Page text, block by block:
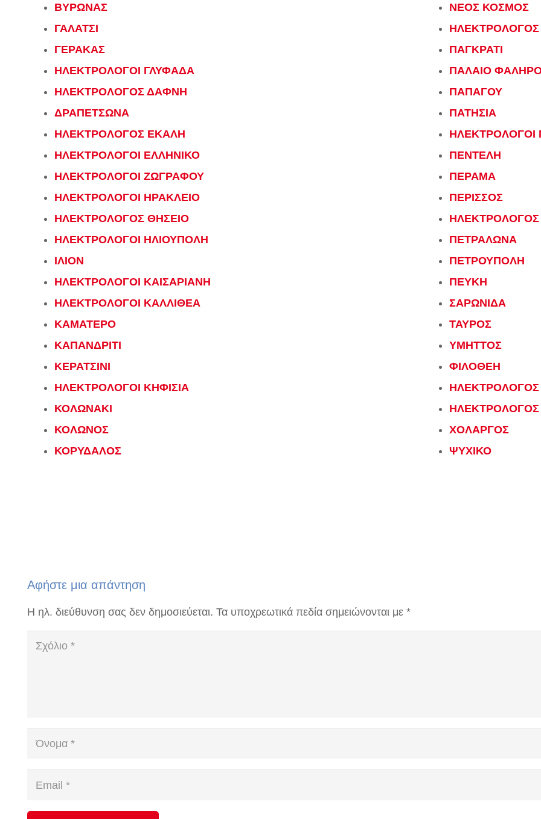
ΒΥΡΩΝΑΣ
ΓΑΛΑΤΣΙ
ΓΕΡΑΚΑΣ
ΗΛΕΚΤΡΟΛΟΓΟΙ ΓΛΥΦΑΔΑ
ΗΛΕΚΤΡΟΛΟΓΟΣ ΔΑΦΝΗ
ΔΡΑΠΕΤΣΩΝΑ
ΗΛΕΚΤΡΟΛΟΓΟΣ ΕΚΑΛΗ
ΗΛΕΚΤΡΟΛΟΓΟΙ ΕΛΛΗΝΙΚΟ
ΗΛΕΚΤΡΟΛΟΓΟΙ ΖΩΓΡΑΦΟΥ
ΗΛΕΚΤΡΟΛΟΓΟΙ ΗΡΑΚΛΕΙΟ
ΗΛΕΚΤΡΟΛΟΓΟΣ ΘΗΣΕΙΟ
ΗΛΕΚΤΡΟΛΟΓΟΙ ΗΛΙΟΥΠΟΛΗ
ΙΛΙΟΝ
ΗΛΕΚΤΡΟΛΟΓΟΙ ΚΑΙΣΑΡΙΑΝΗ
ΗΛΕΚΤΡΟΛΟΓΟΙ ΚΑΛΛΙΘΕΑ
ΚΑΜΑΤΕΡΟ
ΚΑΠΑΝΔΡΙΤΙ
ΚΕΡΑΤΣΙΝΙ
ΗΛΕΚΤΡΟΛΟΓΟΙ ΚΗΦΙΣΙΑ
ΚΟΛΩΝΑΚΙ
ΚΟΛΩΝΟΣ
ΚΟΡΥΔΑΛΟΣ
ΝΕΟΣ ΚΟΣΜΟΣ
ΗΛΕΚΤΡΟΛΟΓΟΣ
ΠΑΓΚΡΑΤΙ
ΠΑΛΑΙΟ
ΠΑΠΑΓΟΥ
ΠΑΤΗΣΙΑ
ΗΛΕΚΤΡΟΛΟΓΟΙ
ΠΕΝΤΕΛΗ
ΠΕΡΑΜΑ
ΠΕΡΙΣΣΟΣ
ΗΛΕΚΤΡΟΛΟΓΟΣ
ΠΕΤΡΑΛΩΝΑ
ΠΕΤΡΟΥΠΟΛΗ
ΠΕΥΚΗ
ΣΑΡΩΝΙΔΑ
ΤΑΥΡΟΣ
ΥΜΗΤΤΟΣ
ΦΙΛΟΘΕΗ
ΗΛΕΚΤΡΟΛΟΓΟΣ
ΗΛΕΚΤΡΟΛΟΓΟΣ
ΧΟΛΑΡΓΟΣ
ΨΥΧΙΚΟ
Αφήστε μια απάντηση
Η ηλ. διεύθυνση σας δεν δημοσιεύεται. Τα υποχρεωτικά πεδία σημειώνονται με *